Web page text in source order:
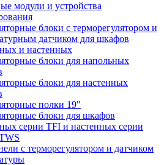
модули и устройства
блоки с терморегулятором и
датчиком для шкафов
и настенных
блоки для напольных
блоки для настенных
полки 19"
блоки для шкафов
серии TFI и настенных серии
с терморегулятором и датчиком